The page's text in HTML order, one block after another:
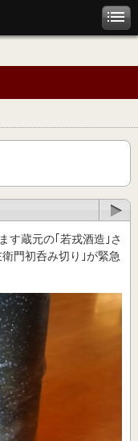
す蔵元の｢若戎酒造｣さ
門初呑み切り｣が緊急